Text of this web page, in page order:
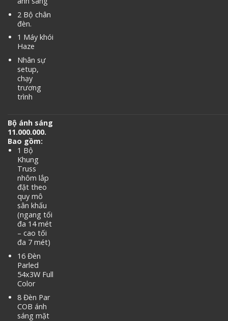
2 Bộ chân
đèn.
1 Máy khói
Haze
Nhân sự
setup,
chạy
trương
trình
Bộ ánh sáng
11.000.000.
Bao gồm:
1 Bộ
Khung
Truss
nhôm lắp
đặt theo
quy mô
sân khấu
(ngang tối
đa 14 mét
– cao tối
đa 7 mét)
16 Đèn
Parled
54x3W Full
Color
8 Đèn Par
COB ánh
sáng mặt